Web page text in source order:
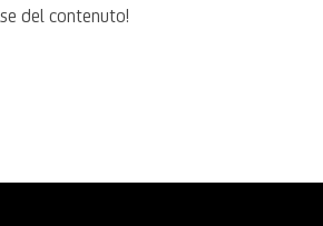
del contenuto!